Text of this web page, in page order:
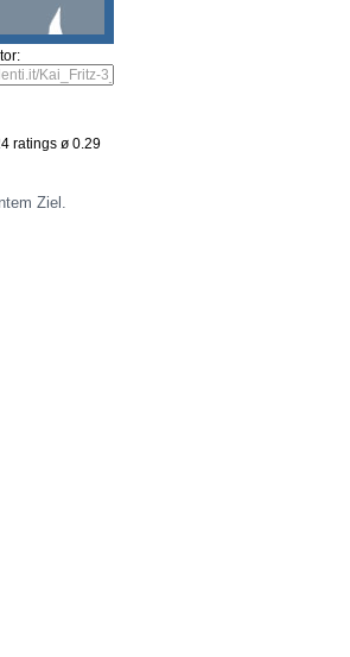
ratings ø 0.29
Ziel.